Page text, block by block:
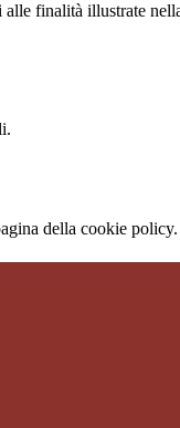
finalità illustrate
della cookie policy.